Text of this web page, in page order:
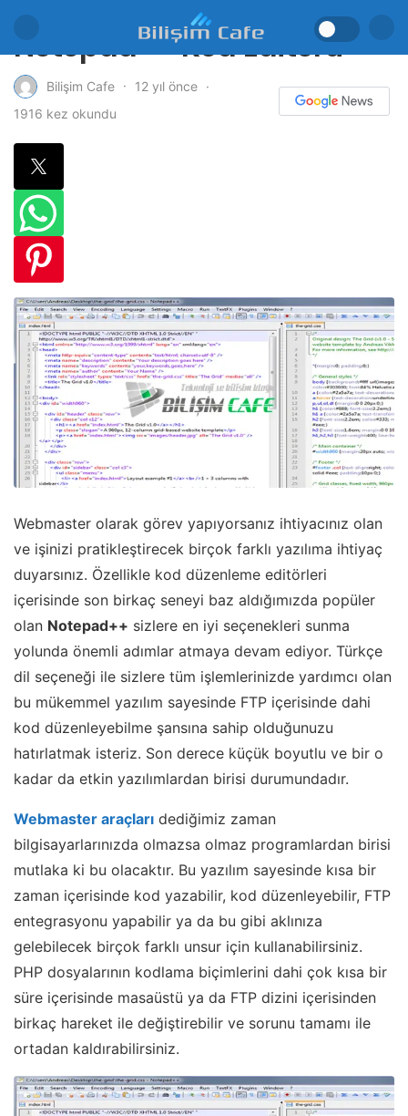
Notepad++ Kod Editörü
Bilişim Cafe
12 yıl önce
1916 kez okundu
Webmaster olarak görev yapıyorsanız ihtiyacınız olan
ve işinizi pratikleştirecek birçok farklı yazılıma ihtiyaç
duyarsınız. Özellikle kod düzenleme editörleri
içerisinde son birkaç seneyi baz aldığımızda popüler
olan Notepad++ sizlere en iyi seçenekleri sunma
yolunda önemli adımlar atmaya devam ediyor. Türkçe
dil seçeneği ile sizlere tüm işlemlerinizde yardımcı olan
bu mükemmel yazılım sayesinde FTP içerisinde dahi
kod düzenleyebilme şansına sahip olduğunuzu
hatırlatmak isteriz. Son derece küçük boyutlu ve bir o
kadar da etkin yazılımlardan birisi durumundadır.
Webmaster araçları dediğimiz zaman
bilgisayarlarınızda olmazsa olmaz programlardan birisi
mutlaka ki bu olacaktır. Bu yazılım sayesinde kısa bir
zaman içerisinde kod yazabilir, kod düzenleyebilir, FTP
entegrasyonu yapabilir ya da bu gibi aklınıza
gelebilecek birçok farklı unsur için kullanabilirsiniz.
PHP dosyalarının kodlama biçimlerini dahi çok kısa bir
süre içerisinde masaüstü ya da FTP dizini içerisinden
birkaç hareket ile değiştirebilir ve sorunu tamamı ile
ortadan kaldırabilirsiniz.